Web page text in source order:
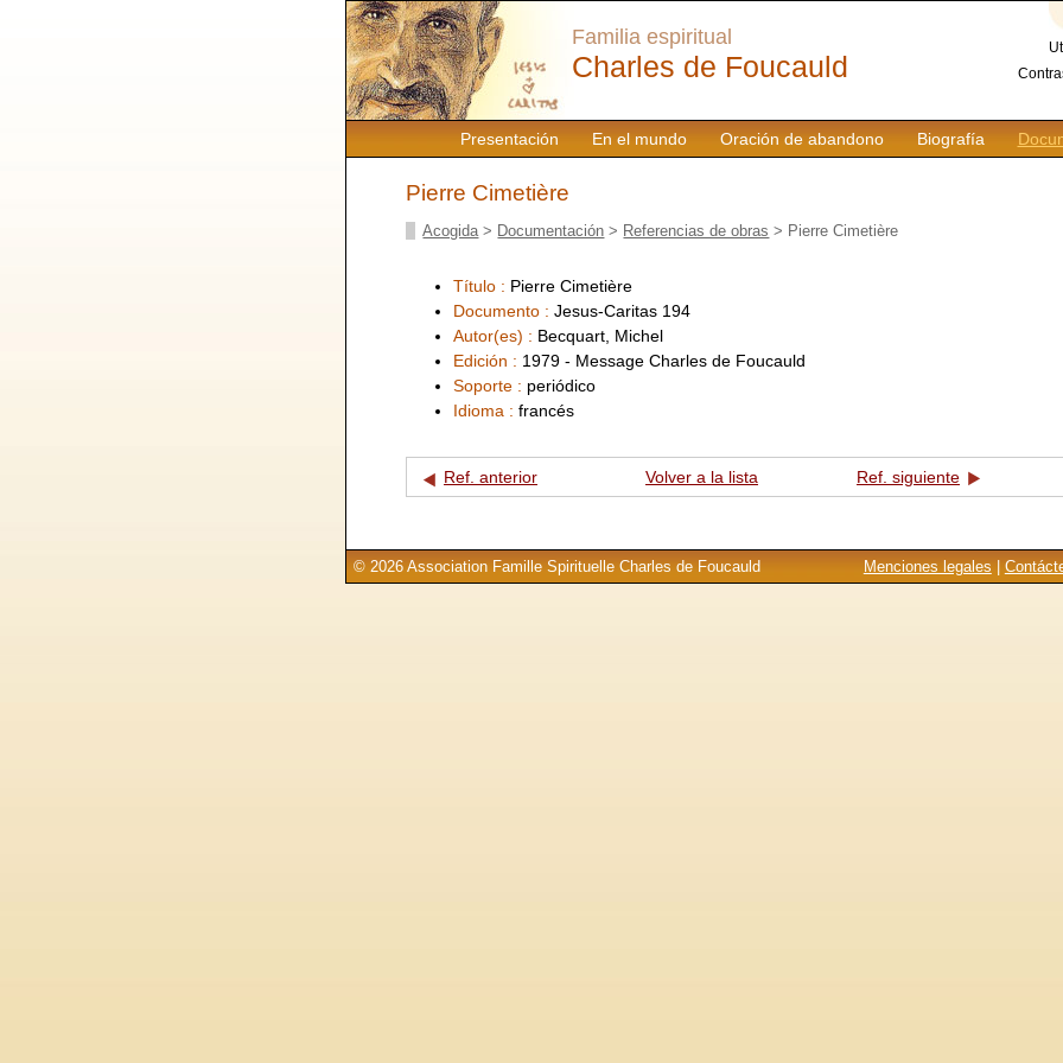
Presentación En el mundo Oración de abandono Biografía
Familia espiritual
Charles de Foucauld
Pierre Cimetière
Acogida > Documentación > Referencias de obras > Pierre Cimetière
Título : Pierre Cimetière
Documento : Jesus-Caritas 194
Autor(es) : Becquart, Michel
Edición : 1979 - Message Charles de Foucauld
Soporte : periódico
Idioma : francés
Ref. anterior Volver a la lista Ref. siguiente
Menciones legales
© 2026 Association Famille Spirituelle Charles de Foucauld